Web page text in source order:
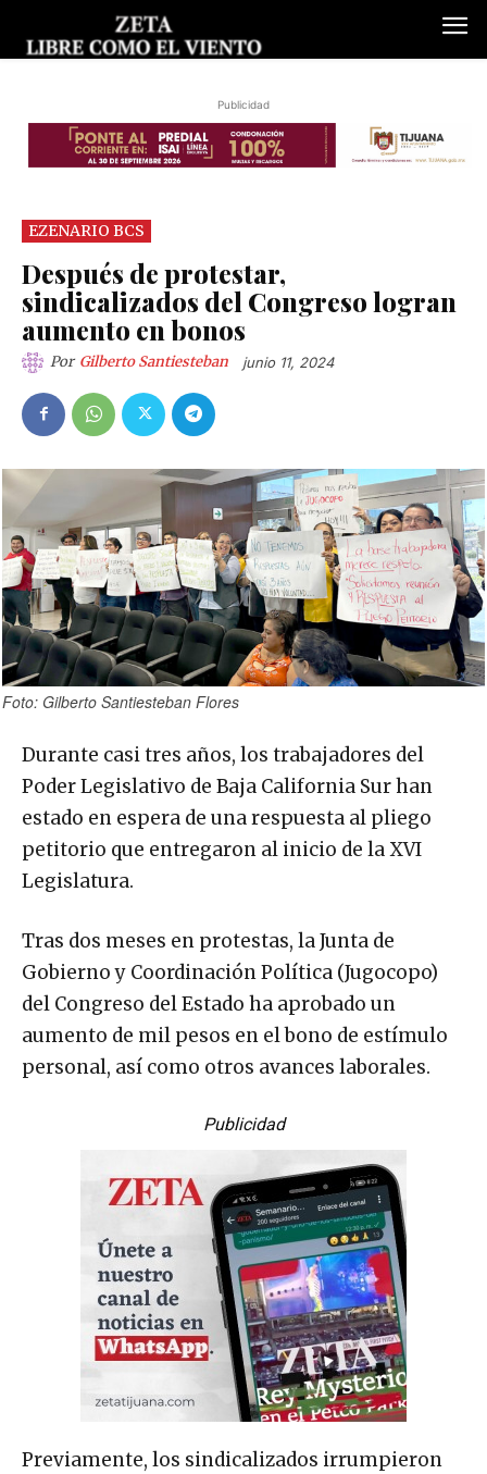
Publicidad
EZENARIO BCS
Después de protestar,
sindicalizados del Congreso logran
aumento en bonos
Por Gilberto Santiesteban junio 11, 2024
Foto: Gilberto Santiesteban Flores
Durante casi tres años, los trabajadores del
Poder Legislativo de Baja California Sur han
estado en espera de una respuesta al pliego
petitorio que entregaron al inicio de la XVI
Legislatura.
Tras dos meses en protestas, la Junta de
Gobierno y Coordinación Política (Jugocopo)
del Congreso del Estado ha aprobado un
aumento de mil pesos en el bono de estímulo
personal, así como otros avances laborales.
Publicidad
Previamente, los sindicalizados irrumpieron